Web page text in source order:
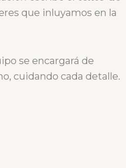
que inluyamos en la
se encargará de
cuidando cada detalle.